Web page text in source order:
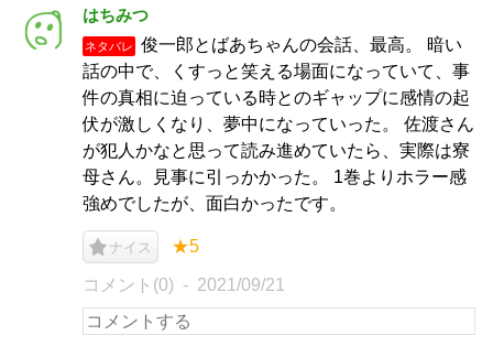
はちみつ
ネタバレ
俊一郎とばあちゃんの会話、最高。 暗い
話の中で、くすっと笑える場面になっていて、事
件の真相に迫っている時とのギャップに感情の起
伏が激しくなり、夢中になっていった。 佐渡さん
が犯人かなと思って読み進めていたら、実際は寮
母さん。見事に引っかかった。 1巻よりホラー感
強めでしたが、面白かったです。
ナイス ★5
コメント(0) 2021/09/21